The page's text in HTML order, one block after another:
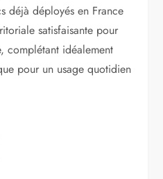
déjà déployés en France
satisfaisante pour
complétant idéalement
pour un usage quotidien